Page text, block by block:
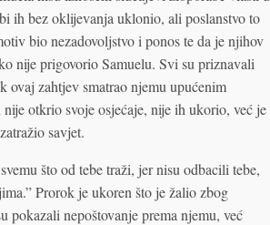
ih bez oklijevanja uklonio, ali poslanstvo to
bio nezadovoljstvo i ponos te da je njihov
nije prigovorio Samuelu. Svi su priznavali
ovaj zahtjev smatrao njemu upućenim
otkrio svoje osjećaje, nije ih ukorio, već je
savjet.
što od tebe traži, jer nisu odbacili tebe,
Prorok je ukoren što je žalio zbog
pokazali nepoštovanje prema njemu, već